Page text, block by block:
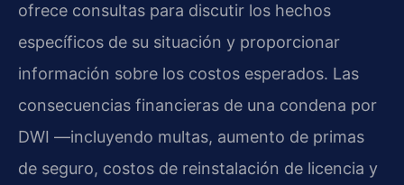
ofrece consultas para discutir los hechos
específicos de su situación y proporcionar
información sobre los costos esperados. Las
consecuencias financieras de una condena por
DWI —incluyendo multas, aumento de primas
de seguro, costos de reinstalación de licencia y